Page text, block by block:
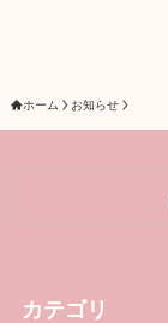
ホーム お知らせ
カテゴリ